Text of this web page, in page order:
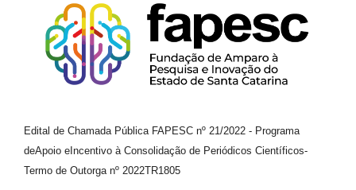
Edital de Chamada Pública FAPESC nº 21/2022 - Programa
deApoio e Incentivo à Consolidação de Periódicos Científicos-
Termo de Outorga nº 2022TR1805